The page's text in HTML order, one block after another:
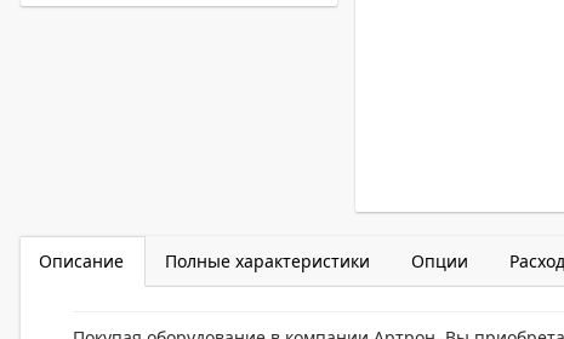
Описание Полные характеристики Опции